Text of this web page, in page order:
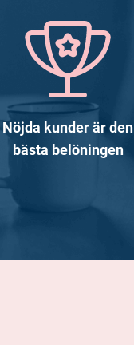
Nöjda kunder är den
bästa belöningen